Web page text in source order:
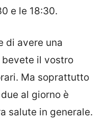
e le 18:30.
di avere una
il vostro
Ma soprattutto
al giorno è
salute in generale.